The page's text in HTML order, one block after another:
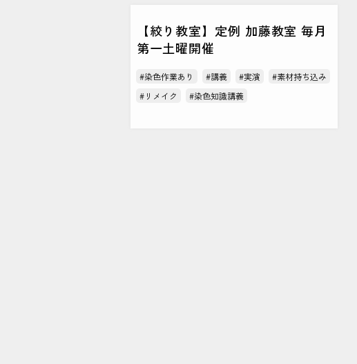
【絞り教室】定例 加藤教室 毎月
第一土曜開催
#染色作業あり #講義 #実演
#素材持ち込み
#リメイク
#染色知識講義